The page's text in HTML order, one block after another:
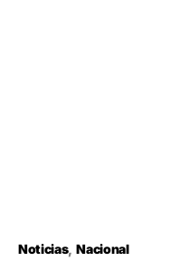
Noticias Nacional